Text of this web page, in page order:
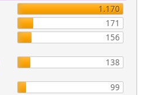
1.170
171
156
138
99